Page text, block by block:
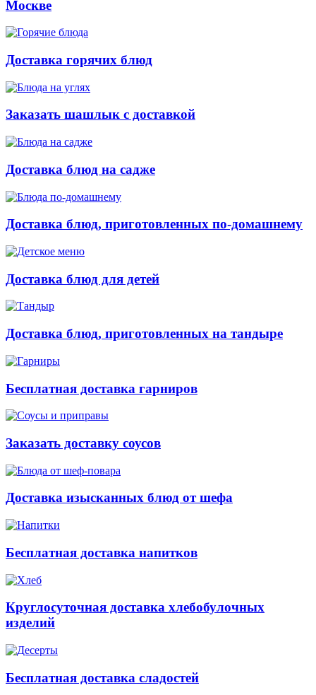
Москве
Доставка горячих блюд
Заказать шашлык с доставкой
Доставка блюд на садже
Доставка блюд, приготовленных по-домашнему
Доставка блюд для детей
Доставка блюд, приготовленных на тандыре
Бесплатная доставка гарниров
Заказать доставку соусов
Доставка изысканных блюд от шефа
Бесплатная доставка напитков
Круглосуточная доставка хлебобулочных
изделий
Бесплатная доставка сладостей